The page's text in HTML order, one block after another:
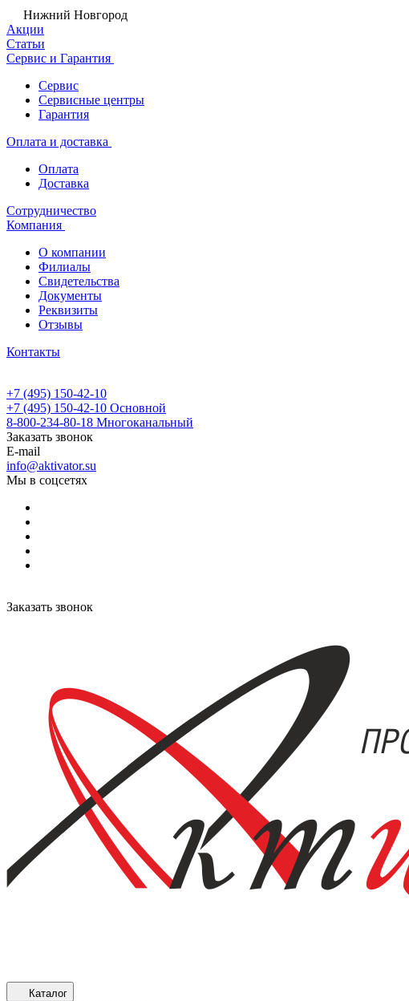
Нижний Новгород
Акции
Статьи
Сервис и Гарантия
Сервис
Сервисные центры
Гарантия
Оплата и доставка
Оплата
Доставка
Сотрудничество
Компания
О компании
Филиалы
Свидетельства
Документы
Реквизиты
Отзывы
Контакты
+7 (495) 150-42-10
+7 (495) 150-42-10 Основной
8-800-234-80-18 Многоканальный
Заказать звонок
E-mail
info@aktivator.su
Мы в соцсетях
Заказать звонок
Каталог